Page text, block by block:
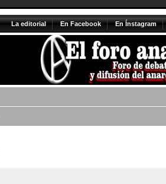
La editorial En Facebook En Ínstagram